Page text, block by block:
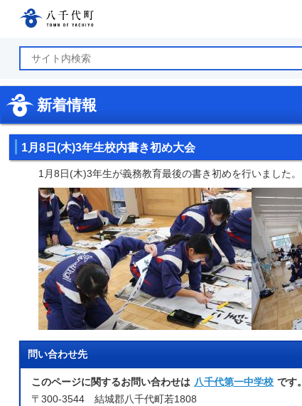
新着情報
1月8日(木)3年生校内書き初め大会
1月8日(木)3年生が義務教育最後の書き初めを行いました。
問い合わせ先
このページに関するお問い合わせは 八千代第一中学校 です。
〒300-3544 結城郡八千代町若1808